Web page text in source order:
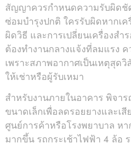
สัญญาควรกำหนดความรับผิดชั
ซ่อมบำรุงปกติ ใครรับผิดหากเค
ผิดวิธี และการเปลี่ยนเครื่องสำ
ต้องทำงานกลางแจ้งที่ลมแรง
เพราะสภาพอากาศเป็นเหตุสุด
ให้เช่าหรือผู้รับเหมา
สำหรับงานภายในอาคาร พิจา
ขนาดเล็กเพื่อลดรอยยางและเสี
ศูนย์การค้าหรือโรงพยาบาล ห
มากขึ้น รถกระเช้าไฟฟ้า 4 ล้อ